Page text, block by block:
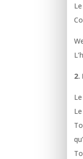
2.